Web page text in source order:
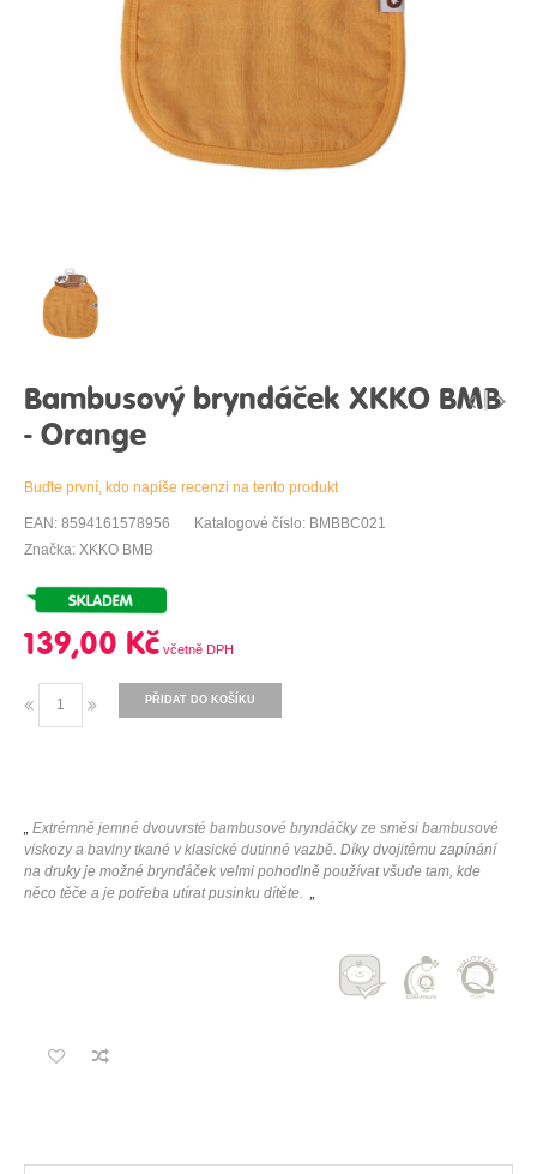
Bambusový bryndáček XKKO BMB
- Orange
Buďte první, kdo napíše recenzi na tento produkt
EAN: 8594161578956
Katalogové číslo: BMBBC021
Značka: XKKO BMB
139,00 Kč
PŘIDAT DO KOŠÍKU
„ Extrémně jemné dvouvrsté bambusové bryndáčky ze směsi bambusové
viskozy a bavlny tkané v klasické dutinné vazbě. Díky dvojitému zapínání
na druky je možné bryndáček velmi pohodlně používat všude tam, kde
něco těče a je potřeba utírat pusinku dítěte. „